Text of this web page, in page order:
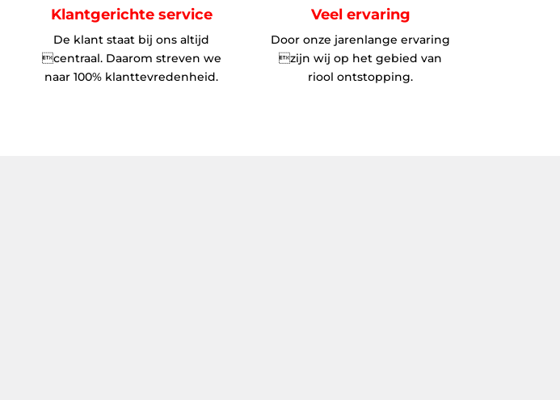
Klantgerichte service
De klant staat bij ons altijd
centraal. Daarom streven we
naar 100% klanttevredenheid.
Veel ervaring
Door onze jarenlange ervaring
zijn wij op het gebied van
riool ontstopping.